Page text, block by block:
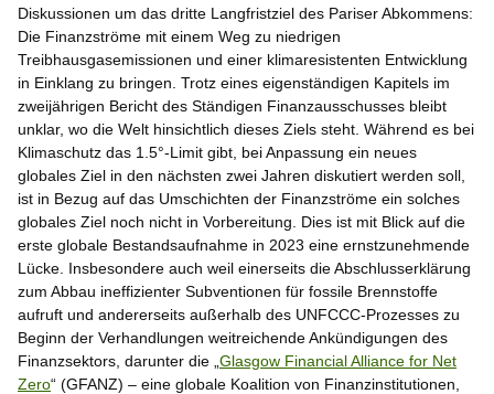
Diskussionen um das dritte Langfristziel des Pariser Abkommens:
Die Finanzströme mit einem Weg zu niedrigen
Treibhausgasemissionen und einer klimaresistenten Entwicklung
in Einklang zu bringen. Trotz eines eigenständigen Kapitels im
zweijährigen Bericht des Ständigen Finanzausschusses bleibt
unklar, wo die Welt hinsichtlich dieses Ziels steht. Während es bei
Klimaschutz das 1.5°-Limit gibt, bei Anpassung ein neues
globales Ziel in den nächsten zwei Jahren diskutiert werden soll,
ist in Bezug auf das Umschichten der Finanzströme ein solches
globales Ziel noch nicht in Vorbereitung. Dies ist mit Blick auf die
erste globale Bestandsaufnahme in 2023 eine ernstzunehmende
Lücke. Insbesondere auch weil einerseits die Abschlusserklärung
zum Abbau ineffizienter Subventionen für fossile Brennstoffe
aufruft und andererseits außerhalb des UNFCCC-Prozesses zu
Beginn der Verhandlungen weitreichende Ankündigungen des
Finanzsektors, darunter die „ Glasgow Financial Alliance for Net
Zero“ (GFANZ) – eine globale Koalition von Finanzinstitutionen,